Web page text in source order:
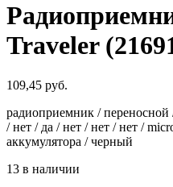
Traveler
109,45 руб.
радиоприемник /
/ нет / да / нет / нет / нет /
аккумулятора / черный
13 в наличии